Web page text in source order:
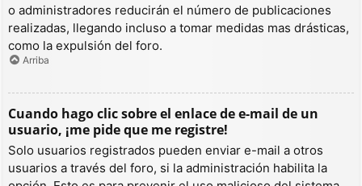
o administradores reducirán el número de publicaciones
realizadas, llegando incluso a tomar medidas mas drásticas,
como la expulsión del foro.
Arriba
Cuando hago clic sobre el enlace de e-mail de un
usuario, ¡me pide que me registre!
Solo usuarios registrados pueden enviar e-mail a otros
usuarios a través del foro, si la administración habilita la